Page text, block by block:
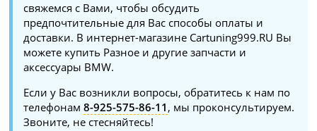
свяжемся с Вами, чтобы обсудить
предпочтительные для Вас способы оплаты и
доставки. В интернет-магазине Cartuning999.RU Вы
можете купить Разное и другие запчасти и
аксессуары BMW.
Если у Вас возникли вопросы, обратитесь к нам по
телефонам8-925-575-86-11 , мы проконсультируем.
Звоните, не стесняйтесь!